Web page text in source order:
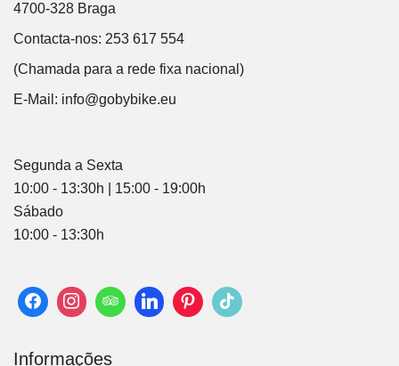
4700-328 Braga
Contacta-nos: 253 617 554
(Chamada para a rede fixa nacional)
E-Mail: info@gobybike.eu
Segunda a Sexta
10:00 - 13:30h | 15:00 - 19:00h
Sábado
10:00 - 13:30h
Informações